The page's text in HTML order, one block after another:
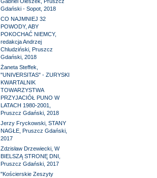
Gdański - Sopot, 2018
CO NAJMNIEJ 32
POWODY, ABY
POKOCHAĆ NIEMCY,
redakcja Andrzej
Chludziński, Pruszcz
Gdański, 2018
Żaneta Steffek,
"UNIVERSITAS" - ZURYSKI
KWARTALNIK
TOWARZYSTWA
PRZYJACIÓŁ PUNO W
LATACH 1980-2001,
Pruszcz Gdański, 2018
Jerzy Fryckowski, STANY
NAGŁE, Pruszcz Gdański,
2017
Zdzisław Drzewiecki, W
BIELSZĄ STRONĘ DNI,
Pruszcz Gdański, 2017
"Kościerskie Zeszyty